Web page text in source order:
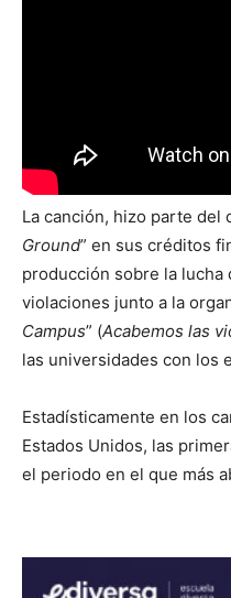
La canción, hizo parte del
Ground” en sus créditos
producción sobre la
violaciones junto a la
Campus” (Acabemos las
las universidades con los
Estadísticamente en los
Estados Unidos, las
el periodo en el que más